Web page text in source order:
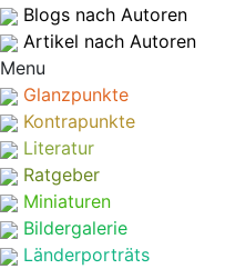
Blogs nach Autoren
Artikel nach Autoren
Menu
Glanzpunkte
Kontrapunkte
Literatur
Ratgeber
Miniaturen
Bildergalerie
Länderporträts